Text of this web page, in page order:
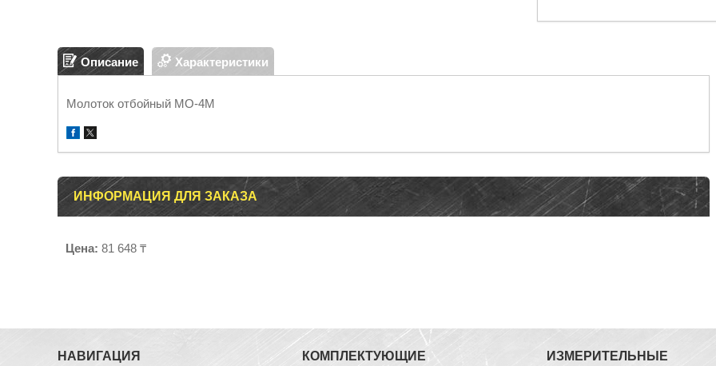
Описание Характеристики
Молоток отбойный MO-4M
ИНФОРМАЦИЯ ДЛЯ ЗАКАЗА
Цена: 81 648 ₸
НАВИГАЦИЯ КОМПЛЕКТУЮЩИЕ
ИЗМЕРИТЕЛЬНЫЕ